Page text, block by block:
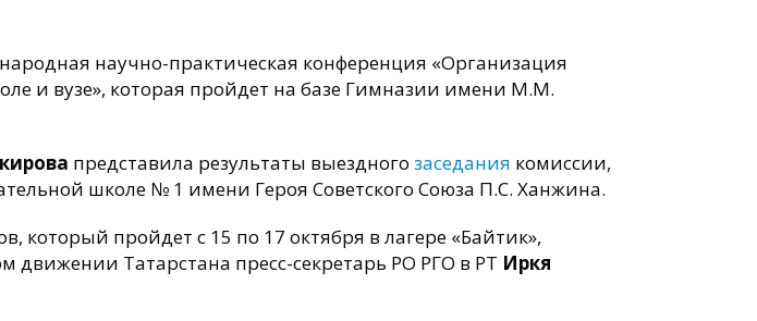
научно-практическая конференция «Организация
и вузе», которая пройдет на базе Гимназии имени М.М.
представила результаты выездного заседания комиссии,
школе № 1 имени Героя Советского Союза П.С. Ханжина.
который пройдет с 15 по 17 октября в лагере «Байтик»,
движении Татарстана пресс-секретарь РО РГО в РТ Иркя